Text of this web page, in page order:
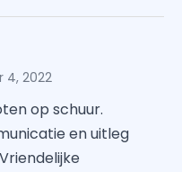
4, 2022
op schuur.
en uitleg